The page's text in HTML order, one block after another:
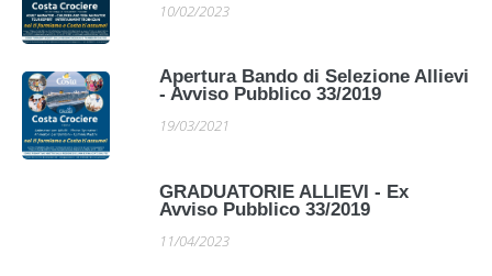
10/02/2023
Apertura Bando di Selezione Allievi
- Avviso Pubblico 33/2019
19/03/2021
GRADUATORIE ALLIEVI - Ex
Avviso Pubblico 33/2019
11/04/2023